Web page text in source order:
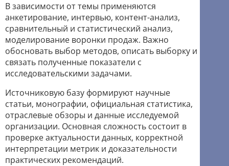
В зависимости от темы применяются
анкетирование, интервью, контент-анализ,
сравнительный и статистический анализ,
моделирование воронки продаж. Важно
обосновать выбор методов, описать выборку и
связать полученные показатели с
исследовательскими задачами.
Источниковую базу формируют научные
статьи, монографии, официальная статистика,
отраслевые обзоры и данные исследуемой
организации. Основная сложность состоит в
проверке актуальности данных, корректной
интерпретации метрик и доказательности
практических рекомендаций.